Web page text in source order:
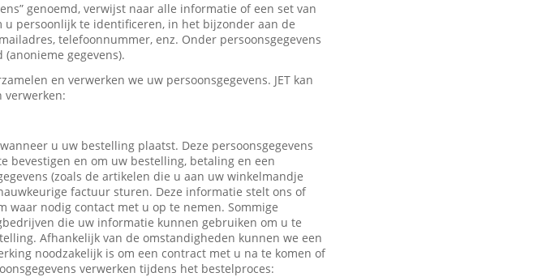
genoemd, verwijst naar alle informatie of een set van
persoonlijk te identificeren, in het bijzonder aan de
telefoonnummer, enz. Onder persoonsgegevens
gegevens).
en verwerken we uw persoonsgegevens. JET kan
verwerken:
u uw bestelling plaatst. Deze persoonsgegevens
bevestigen en om uw bestelling, betaling en een
(zoals de artikelen die u aan uw winkelmandje
factuur sturen. Deze informatie stelt ons of
waar nodig contact met u op te nemen. Sommige
die uw informatie kunnen gebruiken om u te
Afhankelijk van de omstandigheden kunnen we een
noodzakelijk is om een contract met u na te komen of
verwerken tijdens het bestelproces: